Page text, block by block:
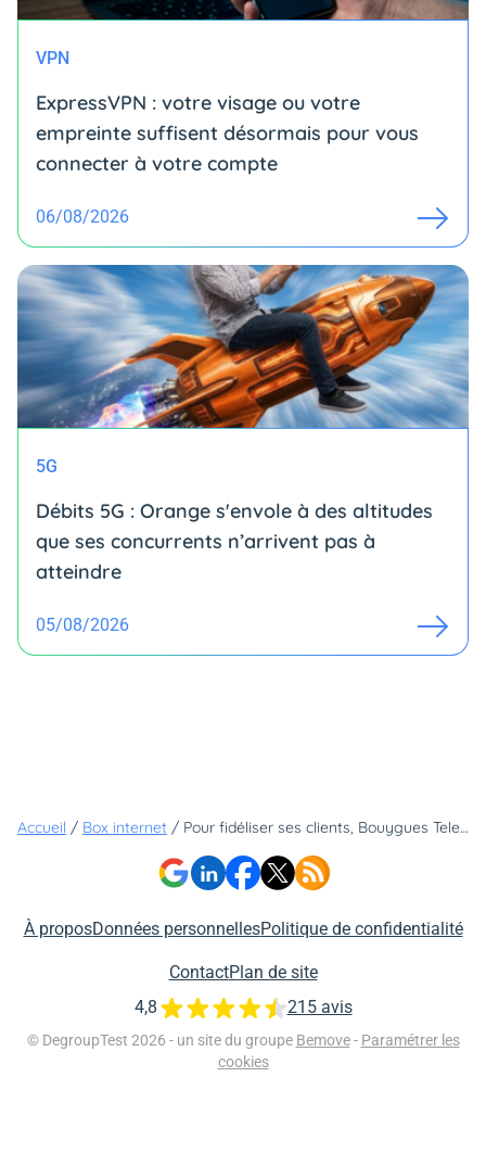
VPN
ExpressVPN : votre visage ou votre
empreinte suffisent désormais pour vous
connecter à votre compte
06/08/2026
5G
Débits 5G : Orange s'envole à des altitudes
que ses concurrents n’arrivent pas à
atteindre
05/08/2026
Accueil / Box internet / Pour fidéliser ses clients, Bouygues Telecom multiplie les cadeaux et ça vaut le coup !
À proposDonnées personnellesPolitique de confidentialité
ContactPlan de site
© DegroupTest 2026 - un site du groupe Bemove - Paramétrer les
cookies
4,8 215 avis